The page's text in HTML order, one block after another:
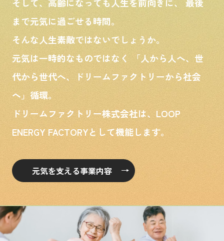
そして、高齢になっても人生を前向きに、 最後
まで元気に過ごせる時間。
そんな人生素敵ではないでしょうか。
元気は一時的なものではなく 「人から人へ、世
代から世代へ、ドリームファクトリーから社会
へ」循環。
ドリームファクトリー株式会社は、LOOP
ENERGY FACTORYとして機能します。
元気を支える事業内容